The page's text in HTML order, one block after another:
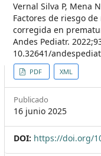
Vernal Silva P, Mena
Factores de riesgo
corregida en
Andes Pediatr.
10.32641/
PDF XML
Publicado
16 junio 2025
DOI: https://doi.org/